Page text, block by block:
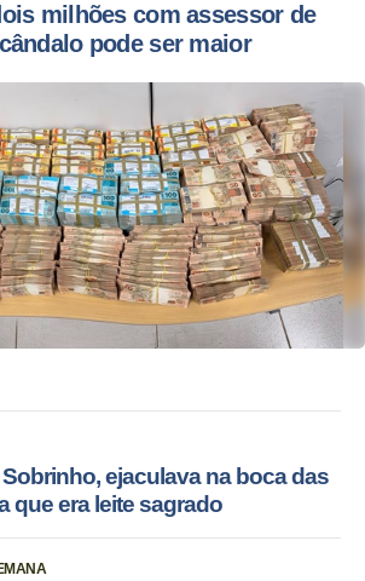
milhões com assessor de
pode ser maior
ejaculava na boca das
que era leite sagrado